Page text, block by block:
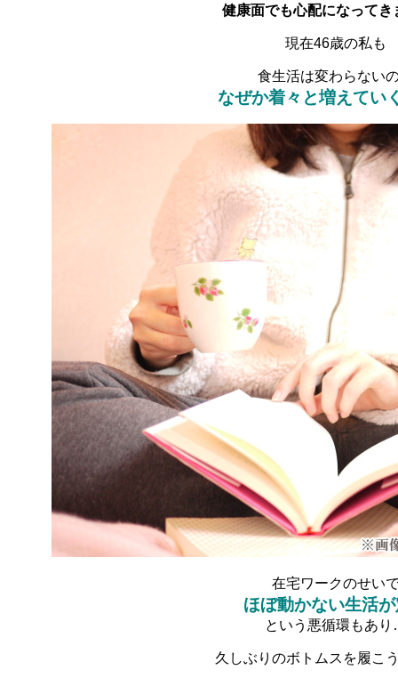
健康面でも心配になって
現在46歳の私も
食生活は変わらない
なぜか着々と増えてい
在宅ワークのせい
ほぼ動かない生活
という悪循環もあ
久しぶりのボトムスを履こ